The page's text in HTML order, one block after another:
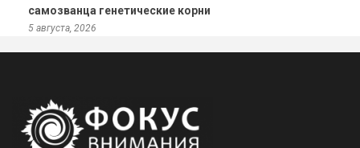
самозванца генетические корни
5 августа, 2026